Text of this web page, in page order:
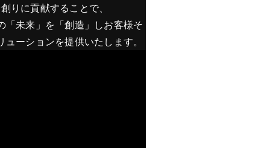
りに貢献することで、
「未来」を「創造」しお客様そ
ーションを提供いたします。